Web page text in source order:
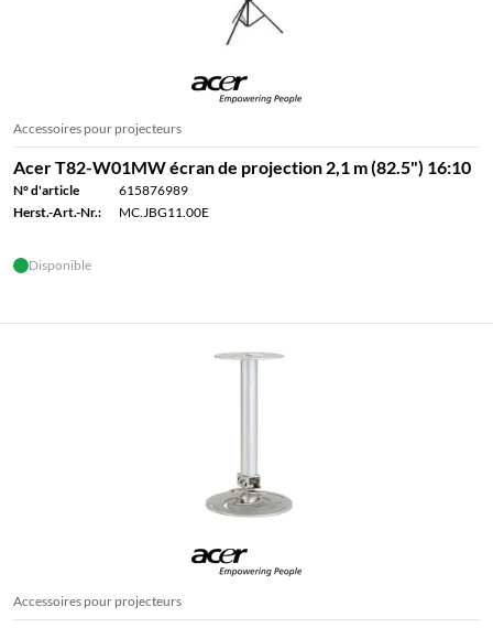
Accessoires pour projecteurs
Acer T82-W01MW écran de projection 2,1 m (82.5") 16:10
N° d'article
615876989
Herst.-Art.-Nr.:
MC.JBG11.00E
Disponible
Accessoires pour projecteurs